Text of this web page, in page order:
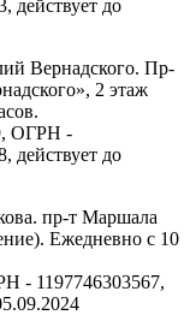
действует до
Вернадского. Пр-
2 этаж
ОГРН -
действует до
пр-т Маршала
Ежедневно с 10
- 1197746303567,